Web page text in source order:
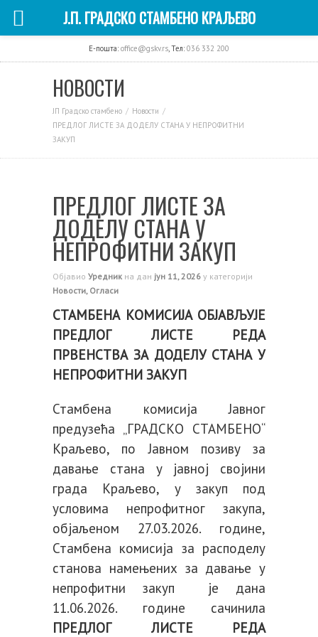
E-пошта: office@gskv.rs, Тел: 036 332 200
НОВОСТИ
ЈП Градско стамбено
Новости
ПРЕДЛОГ ЛИСТЕ ЗА ДОДЕЛУ СТАНА У НЕПРОФИТНИ
ЗАКУП
ПРЕДЛОГ ЛИСТЕ ЗА
ДОДЕЛУ СТАНА У
НЕПРОФИТНИ ЗАКУП
Објавио Уредник на дан јун 11, 2026 у категорији
Новости, Огласи
СТАМБЕНА КОМИСИЈА ОБЈАВЉУЈЕ
ПРЕДЛОГ ЛИСТЕ РЕДА
ПРВЕНСТВА ЗА ДОДЕЛУ СТАНА У
НЕПРОФИТНИ ЗАКУП
Стамбена комисија Јавног
предузећа „ГРАДСКО СТАМБЕНО“
Краљево, по Јавном позиву за
давање стана у јавној својини
града Краљево, у закуп под
условима непрофитног закупа,
објаљеном 27.03.2026. године,
Стамбена комисија за расподелу
станова намењених за давање у
непрофитни закуп је дана
11.06.2026. године сачинила
ПРЕДЛОГ ЛИСТЕ РЕДА
Ј.П. ГРАДСКО СТАМБЕНО КРАЉЕВО